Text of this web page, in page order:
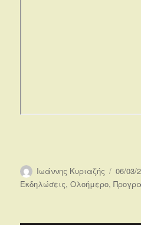
Συντάκτης
Ιωάννης Κυριαζής
την
06/03/
Εκδηλώσεις,Ολοήμερο,